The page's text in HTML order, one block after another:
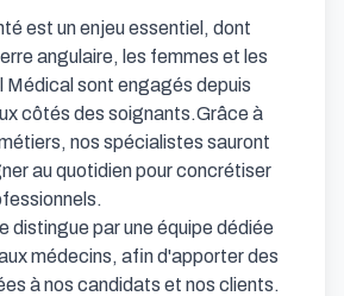
est un enjeu essentiel, dont
angulaire, les femmes et les
Médical sont engagés depuis
côtés des soignants.Grâce à
nos spécialistes sauront
au quotidien pour concrétiser
distingue par une équipe dédiée
médecins, afin d'apporter des
à nos candidats et nos clients.